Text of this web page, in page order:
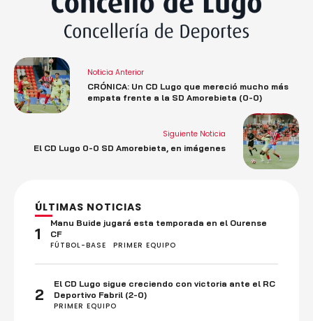
Noticia Anterior
CRÓNICA: Un CD Lugo que mereció mucho más
empata frente a la SD Amorebieta (0-0)
Siguiente Noticia
El CD Lugo 0-0 SD Amorebieta, en imágenes
ÚLTIMAS NOTICIAS
1
Manu Buide jugará esta temporada en el Ourense
CF
FÚTBOL-BASE
PRIMER EQUIPO
2
El CD Lugo sigue creciendo con victoria ante el RC
Deportivo Fabril (2-0)
PRIMER EQUIPO